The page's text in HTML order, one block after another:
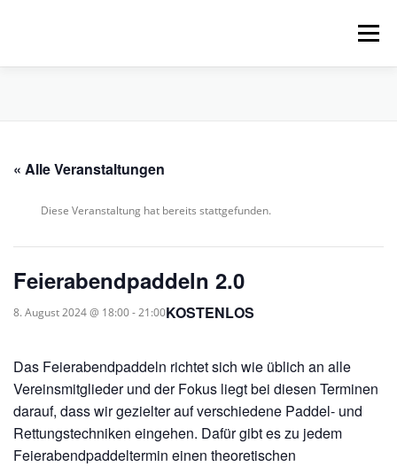
Menü
VERLEIH, TOUREN UND SUP
« Alle Veranstaltungen
Diese Veranstaltung hat bereits stattgefunden.
Feierabendpaddeln 2.0
8. August 2024 @ 18:00-21:00KOSTENLOS
Das Feierabendpaddeln richtet sich wie üblich an alle
Vereinsmitglieder und der Fokus liegt bei diesen Terminen
darauf, dass wir gezielter auf verschiedene Paddel- und
Rettungstechniken eingehen. Dafür gibt es zu jedem
Feierabendpaddeltermin einen theoretischen